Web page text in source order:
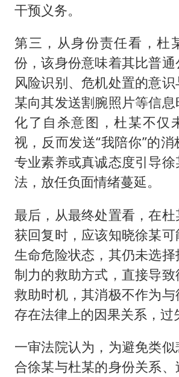
干预义务。
第三，从身份责任看，杜
份，该身份意味着其比普
风险识别、危机处置的意
某向其发送割腕照片等信
化了自杀意图，杜某不仅
视，反而发送“我陪你”的
专业素养或真诚态度引导
法，放任负面情绪蔓延。
最后，从最终处置看，在
获回复时，应该知晓徐某
生命危险状态，其仍未选
制力的救助方式，直接导
救助时机，其消极不作为
存在法律上的因果关系，过
一审法院认为，为避免类
合徐某与杜某的身份关系